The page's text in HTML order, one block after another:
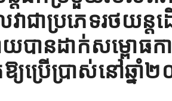
ជាប្រភេទរថយន្
បានដាក់សម្ពោធក
យប្រើប្រាស់នៅឆ្នាំ